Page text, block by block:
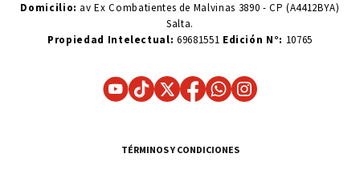
Domicilio: av Ex Combatientes de Malvinas 3890 - CP (A4412BYA)
Salta.
Propiedad Intelectual: 69681551 Edición N°: 10765
TÉRMINOS Y CONDICIONES